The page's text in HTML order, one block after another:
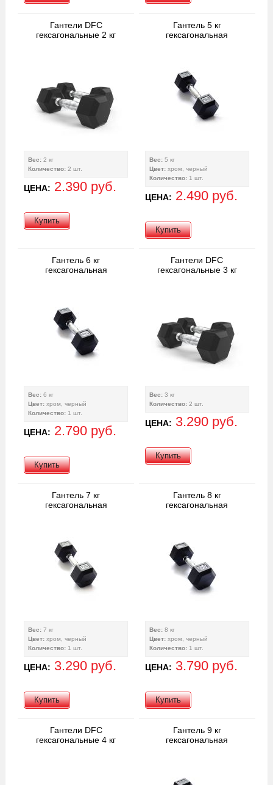
Гантели DFC
гексагональные 2 кг
Вес:2 кг
Количество:2 шт.
ЦЕНА: 2.390 руб.
Купить
Гантель 5 кг
гексагональная
Вес:5 кг
Цвет:хром, черный
Количество:1 шт.
ЦЕНА: 2.490 руб.
Купить
Гантель 6 кг
гексагональная
Вес:6 кг
Цвет:хром, черный
Количество:1 шт.
ЦЕНА: 2.790 руб.
Купить
Гантели DFC
гексагональные 3 кг
Вес:3 кг
Количество:2 шт.
ЦЕНА: 3.290 руб.
Купить
Гантель 7 кг
гексагональная
Вес:7 кг
Цвет:хром, черный
Количество:1 шт.
ЦЕНА: 3.290 руб.
Купить
Гантель 8 кг
гексагональная
Вес:8 кг
Цвет:хром, черный
Количество:1 шт.
ЦЕНА: 3.790 руб.
Купить
Гантели DFC
гексагональные 4 кг
Гантель 9 кг
гексагональная